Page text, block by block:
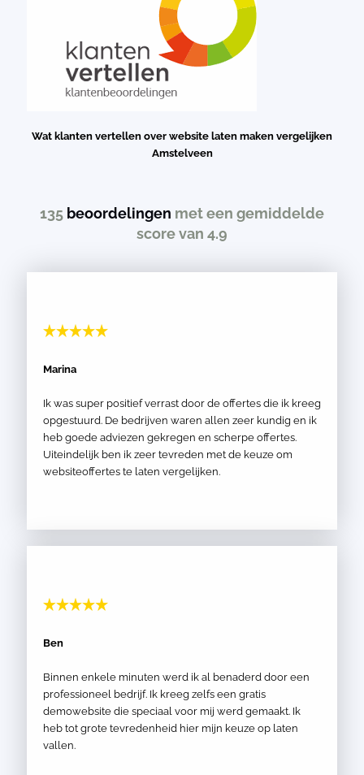
Wat klanten vertellen over website laten maken vergelijken
Amstelveen
135 beoordelingen met een gemiddelde
score van 4.9
Marina
Ik was super positief verrast door de offertes die ik kreeg
opgestuurd. De bedrijven waren allen zeer kundig en ik
heb goede adviezen gekregen en scherpe offertes.
Uiteindelijk ben ik zeer tevreden met de keuze om
websiteoffertes te laten vergelijken.
Ben
Binnen enkele minuten werd ik al benaderd door een
professioneel bedrijf. Ik kreeg zelfs een gratis
demowebsite die speciaal voor mij werd gemaakt. Ik
heb tot grote tevredenheid hier mijn keuze op laten
vallen.